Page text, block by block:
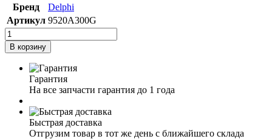
Бренд
Delphi
Артикул 9520A300G
В корзину
Гарантия
На все запчасти гарантия до 1 года
Быстрая доставка
Отгрузим товар в тот же день с ближайшего склада